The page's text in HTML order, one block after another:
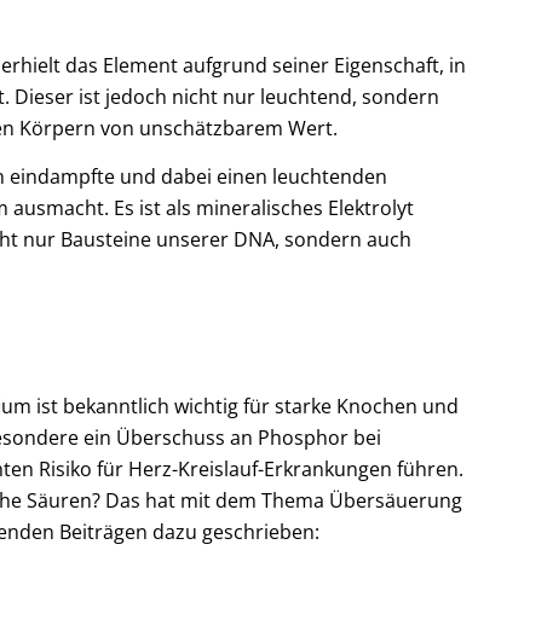
das Element aufgrund seiner Eigenschaft, in
Dieser ist jedoch nicht nur leuchtend, sondern
Körpern von unschätzbarem Wert.
eindampfte und dabei einen leuchtenden
Es ist als mineralisches Elektrolyt
nur Bausteine unserer DNA, sondern auch
ist bekanntlich wichtig für starke Knochen und
ein Überschuss an Phosphor bei
Risiko für Herz-Kreislauf-Erkrankungen führen.
Säuren? Das hat mit dem Thema Übersäuerung
Beiträgen dazu geschrieben: